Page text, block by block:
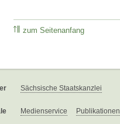
zum Seitenanfang
Sächsische Staatskanzlei
Medienservice Publikationen